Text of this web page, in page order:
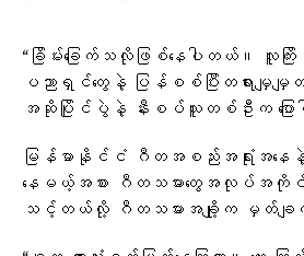
“ခြိမ်းခြေက်သလိုဖြစ်နေပါတယ်။ လူက
ပညာရှင်တွေနဲ့ ပြန်စစ်ပြီးတရားမျှမ
အဆိုပြိုင်ပွဲနဲ့ နီးစပ်သူတစ်ဦးက ပြေ
မြန်မာနိုင်ငံ ဂီတအစည်းအရုံးအန
နေမယ့်အစား ဂီတသမားတွေအလုပ်အကိုင်ပြ
သင့်တယ်လို့ ဂီတသမားအချို့က မှတ်ချ